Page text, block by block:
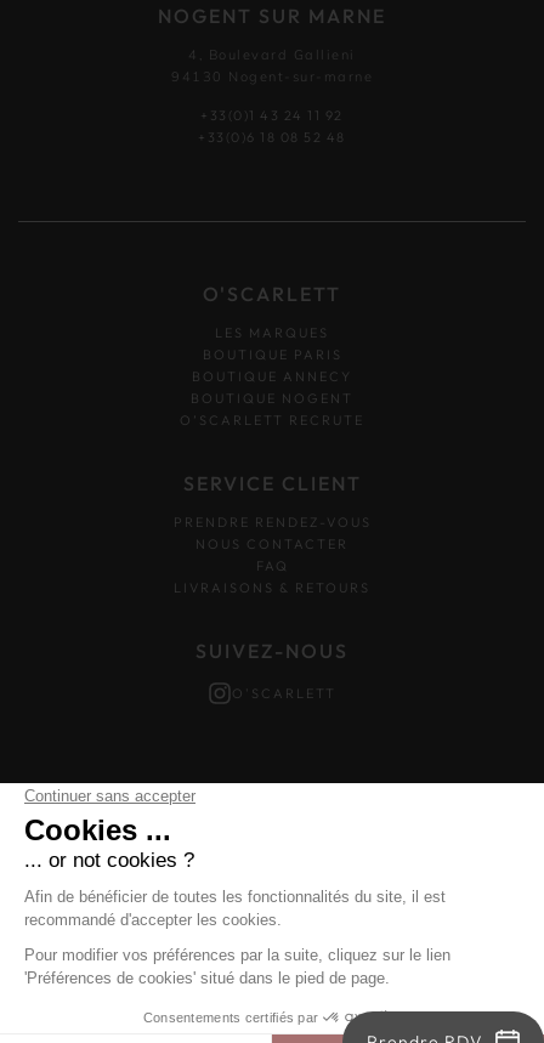
NOGENT SUR MARNE
4, Boulevard Gallieni
94130 Nogent-sur-marne
+33(0)1 43 24 11 92
+33(0)6 18 08 52 48
O'SCARLETT
LES MARQUES
BOUTIQUE PARIS
BOUTIQUE ANNECY
BOUTIQUE NOGENT
O’SCARLETT RECRUTE
SERVICE CLIENT
PRENDRE RENDEZ-VOUS
NOUS CONTACTER
FAQ
LIVRAISONS & RETOURS
SUIVEZ-NOUS
O'SCARLETT
Mentions légales– Données personnelles –Cookies